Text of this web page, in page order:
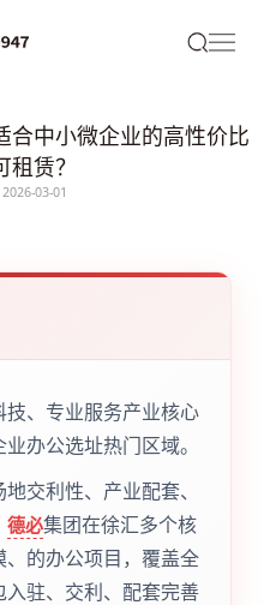
合中小微企业的高性价比
租赁？
03-01
技、专业服务产业核心
办公选址热门区域。
交利性、产业配套、
德必集团在徐汇多个核
的办公项目，覆盖全
驻、交利、配套完善